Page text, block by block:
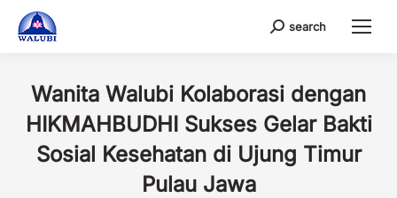
Search:
search
Wanita Walubi Kolaborasi dengan
HIKMAHBUDHI Sukses Gelar Bakti
Sosial Kesehatan di Ujung Timur
Pulau Jawa